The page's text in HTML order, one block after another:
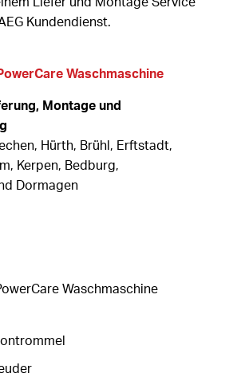
Kundendienst.
Waschmaschine
Montage und
Hürth, Brühl, Erftstadt,
Kerpen, Bedburg,
Dormagen
Waschmaschine